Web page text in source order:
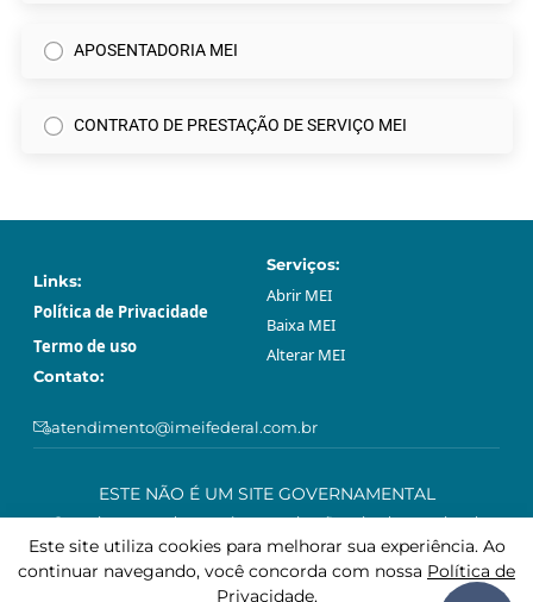
APOSENTADORIA MEI
CONTRATO DE PRESTAÇÃO DE SERVIÇO MEI
Links:
Política de Privacidade
Termo de uso
Serviços:
Abrir МЕI
Baixa МЕI
Alterar МЕI
Contato:
atendimento@imeifederal.com.br
ESTE NÃO É UM SITE GOVERNAMENTAL
O serviço prestado através neste site são privado e opcional.
Podem ser feitos gratuitamente sem o acompanhamento profissional
deste site, através da plataforma governamental gov.br.
Este site utiliza cookies para melhorar sua experiência. Ao
continuar navegando, você concorda com nossa Política de
Privacidade.